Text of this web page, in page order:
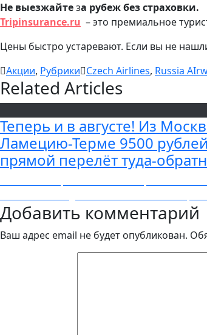
Не выезжайтеза рубеж без страховки.
Tripinsurance.ru – это премиальное
Цены быстро устаревают. Если вы не
Акции, Рубрики Czech Airlines, Russia
Related Articles
Теперь и в августе! Из
Ламецию-Терме 9500
прямой перелёт туда-
Навигация
по
записям
post:
Добавить комментарий
Ваш адрес email не будет опубликован.